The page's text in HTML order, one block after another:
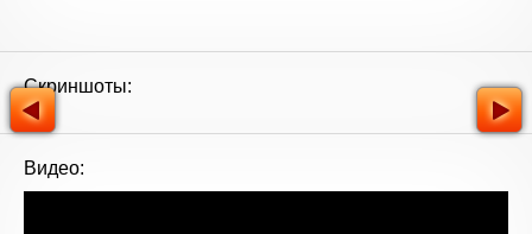
Скриншоты:
Видео: